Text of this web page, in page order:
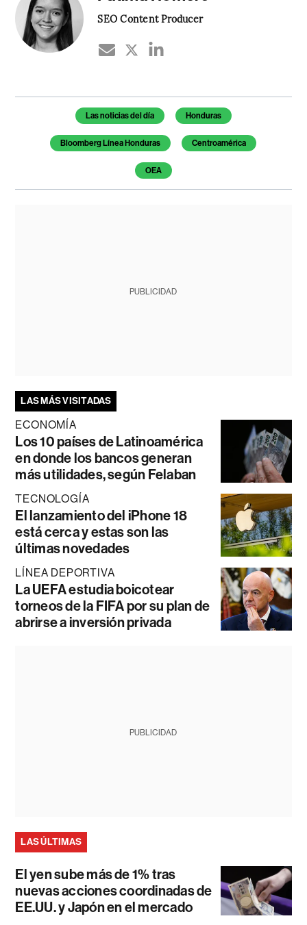
SEO Content Producer
Temas de este artículo
Las noticias del día Honduras
Bloomberg Línea Honduras Centroamérica
OEA
PUBLICIDAD
LAS MÁS VISITADAS
ECONOMÍA
Los 10 países de Latinoamérica
en donde los bancos generan
más utilidades, según Felaban
TECNOLOGÍA
El lanzamiento del iPhone 18
está cerca y estas son las
últimas novedades
LÍNEA DEPORTIVA
La UEFA estudia boicotear
torneos de la FIFA por su plan de
abrirse a inversión privada
PUBLICIDAD
LAS ÚLTIMAS
El yen sube más de 1% tras
nuevas acciones coordinadas de
EE.UU. y Japón en el mercado